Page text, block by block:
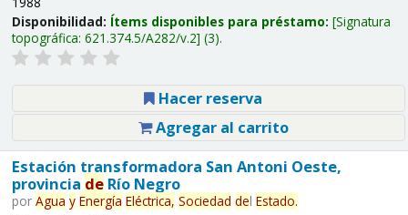
Disponibilidad: Ítems disponibles para préstamo: Signatura
topográfica: 621.374.5/A282/v.2 (3).
Hacer reserva
Agregar al carrito
Estación transformadora San Antoni Oeste,
provincia deRío Negro
por Agua y Energía Eléctrica, Sociedad del Estado.